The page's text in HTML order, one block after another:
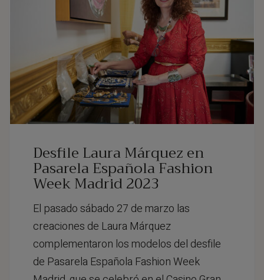
Desfile Laura Márquez en
Pasarela Española Fashion
Week Madrid 2023
El pasado sábado 27 de marzo las
creaciones de Laura Márquez
complementaron los modelos del desfile
de Pasarela Española Fashion Week